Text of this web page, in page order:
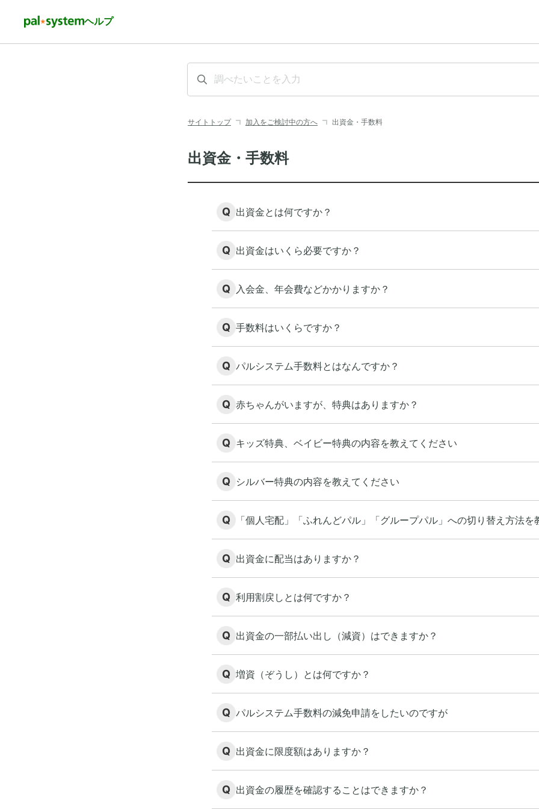
ヘルプ
サイトトップ 加入をご検討中の方へ 出資金・手数料
出資金・手数料
Q 出資金とは何ですか？
Q 出資金はいくら必要ですか？
Q 入会金、年会費などかかりますか？
Q 手数料はいくらですか？
Q パルシステム手数料とはなんですか？
Q 赤ちゃんがいますが、特典はありますか？
Q キッズ特典、ベイビー特典の内容を教えてください
Q シルバー特典の内容を教えてください
Q 「個人宅配」「ふれんどパル」「グループパル」への切り替え方法を
Q 出資金に配当はありますか？
Q 利用割戻しとは何ですか？
Q 出資金の一部払い出し（減資）はできますか？
Q 増資（ぞうし）とは何ですか？
Q パルシステム手数料の減免申請をしたいのですが
Q 出資金に限度額はありますか？
Q 出資金の履歴を確認することはできますか？